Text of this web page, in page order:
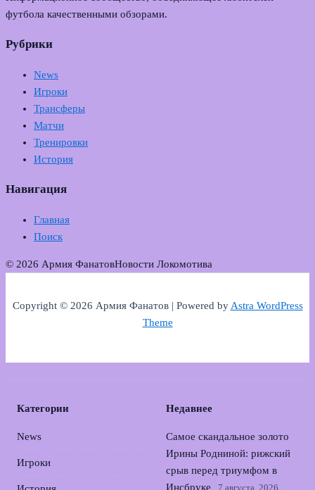
футбола качественными обзорами.
Рубрики
News
Игроки
Трансферы
Матчи
Тренировки
История
Навигация
Главная
Поиск
© 2026 Армия ФанатовНовости Локомотива
Copyright © 2026 Армия Фанатов | Powered byAstra WordPress
Theme
Категории
News
Игроки
Недавнее
Самое скандальное золото
Ирины Родниной: рижский
срыв перед триумфом в
Инсбруке
7 августа, 2026